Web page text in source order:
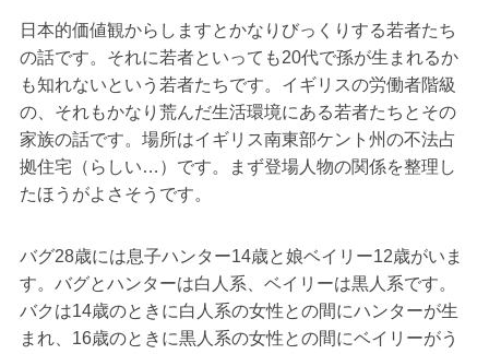
日本的価値観からしますとかなりびっくりする若者たち
の話です。それに若者といっても20代で孫が生まれるか
も知れないという若者たちです。イギリスの労働者階級
の、それもかなり荒んだ生活環境にある若者たちとその
家族の話です。場所はイギリス南東部ケント州の不法占
拠住宅（らしい…）です。まず登場人物の関係を整理し
たほうがよさそうです。
バグ28歳には息子ハンター14歳と娘ベイリー12歳がいま
す。バグとハンターは白人系、ベイリーは黒人系です。
バクは14歳のときに白人系の女性との間にハンターが生
まれ、16歳のときに黒人系の女性との間にベイリーがう